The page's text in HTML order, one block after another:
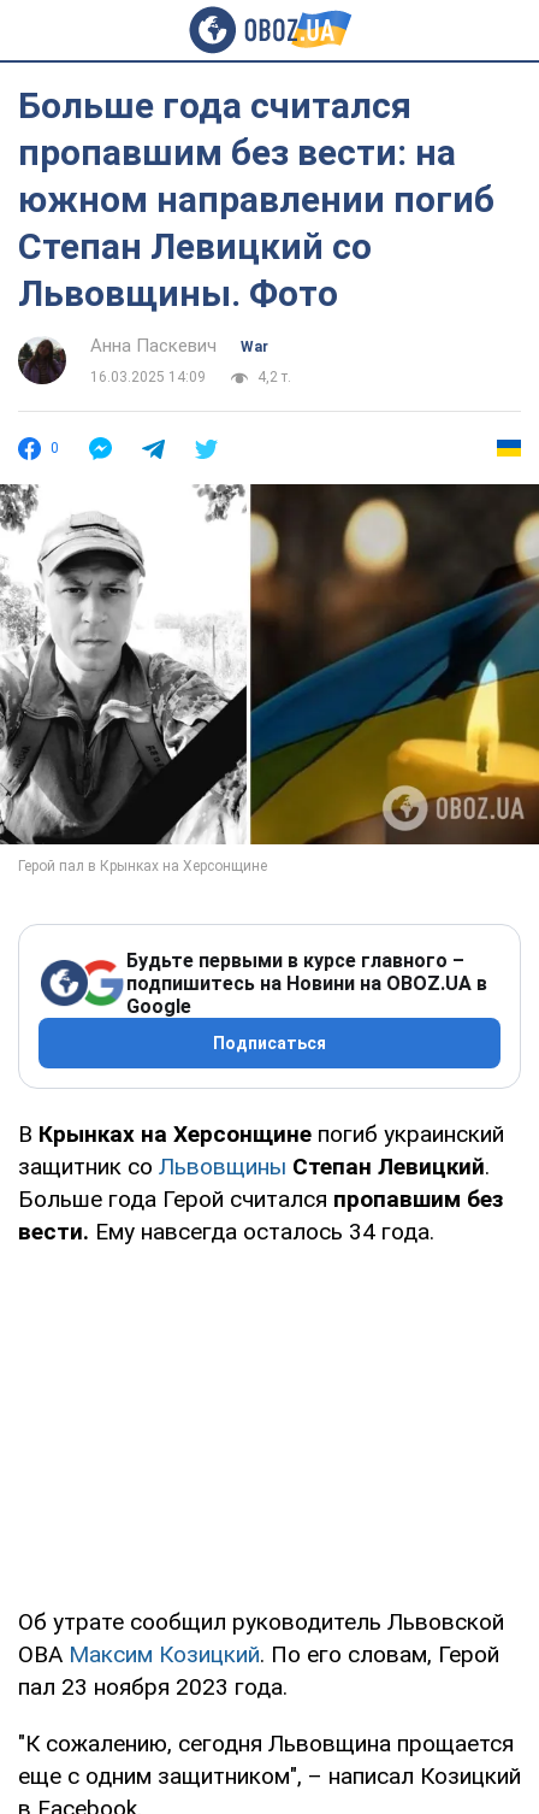
Больше года считался
пропавшим без вести: на
южном направлении погиб
Степан Левицкий со
Львовщины. Фото
Анна Паскевич
War
16.03.2025 14:09
4,2 т.
0
Будьте первыми в курсе главного –
подпишитесь на Новини на OBOZ.UA в
Google
Подписаться
В Крынках на Херсонщине погиб украинский
защитник со Львовщины Степан Левицкий.
Больше года Герой считался пропавшим без
вести. Ему навсегда осталось 34 года.
Об утрате сообщил руководитель Львовской
ОВА Максим Козицкий. По его словам, Герой
пал 23 ноября 2023 года.
"К сожалению, сегодня Львовщина прощается
еще с одним защитником", – написал Козицкий
в Facebook.